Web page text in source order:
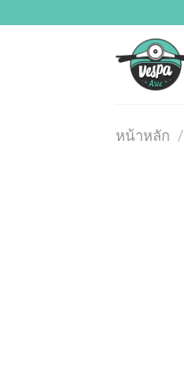
to
หน้าหลัก /